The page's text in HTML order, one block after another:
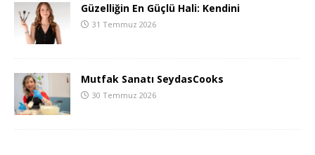
Güzelliğin En Güçlü Hali: Kendini
31 Temmuz 2026
Mutfak Sanatı SeydasCooks
30 Temmuz 2026